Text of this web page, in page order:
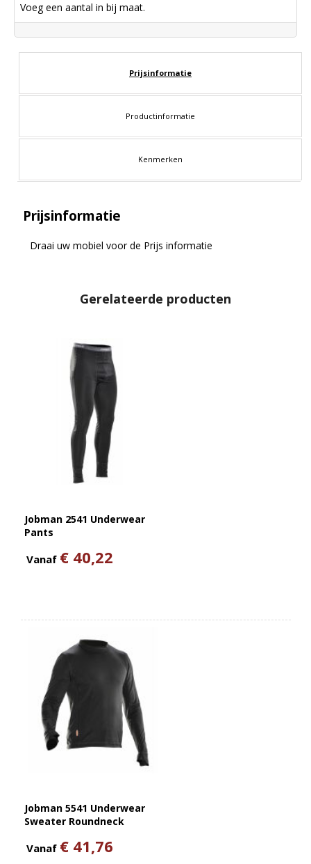
Voeg een aantal in bij maat.
Prijsinformatie
Productinformatie
Kenmerken
Prijsinformatie
Draai uw mobiel voor de Prijs informatie
Gerelateerde producten
Jobman 2541 Underwear
Pants
Vanaf € 40,22
Jobman 5541 Underwear
Sweater Roundneck
Vanaf € 41,76